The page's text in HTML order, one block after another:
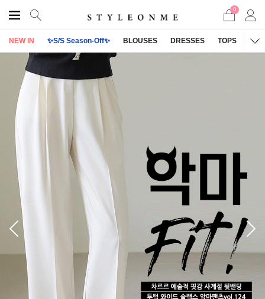
0
NEW IN ✨S/S Season-Off✨ BLOUSES DRESSES TOPS